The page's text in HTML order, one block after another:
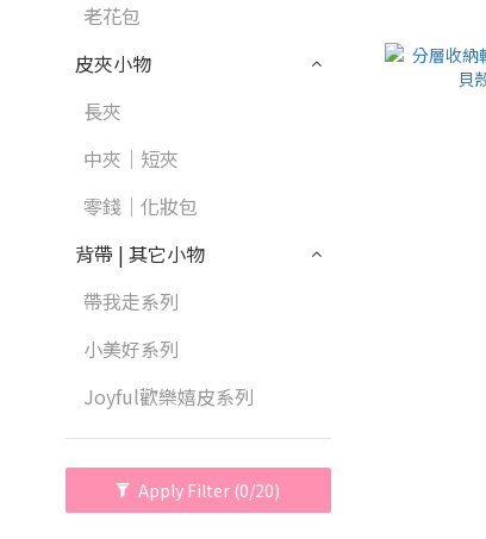
老花包
皮夾小物
長夾
中夾｜短夾
零錢｜化妝包
背帶 | 其它小物
帶我走系列
小美好系列
Joyful歡樂嬉皮系列
Apply Filter (0/20)